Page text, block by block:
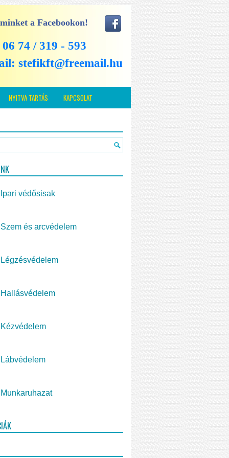
a Facebookon!
74 / 319 - 593
stefikft@freemail.hu
NYITVA TARTÁS KAPCSOLAT
Ipari védősisak
Szem és arcvédelem
Légzésvédelem
Hallásvédelem
Kézvédelem
Lábvédelem
Munkaruhazat